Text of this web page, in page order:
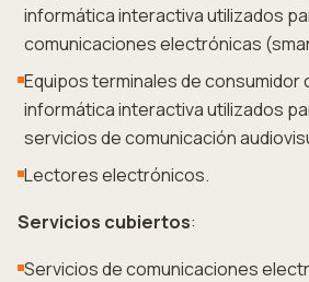
informática interactiva utilizados
comunicaciones electrónicas
Equipos terminales de consumidor
informática interactiva utilizados
servicios de comunicación
Lectores electrónicos.
Servicios cubiertos:
Servicios de comunicaciones